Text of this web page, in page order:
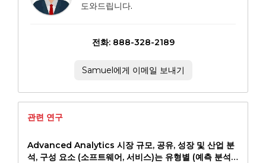
도와드립니다.
전화: 888-328-2189
Samuel에게 이메일 보내기
관련 연구
Advanced Analytics 시장 규모, 공유, 성장 및 산업 분
석, 구성 요소 (소프트웨어, 서비스)는 유형별 (예측 분석,